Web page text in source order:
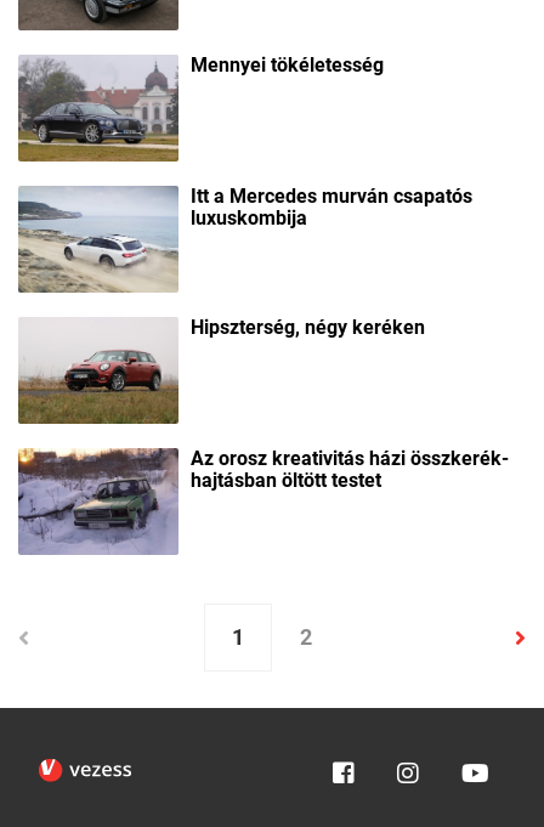
Mennyei tökéletesség
Itt a Mercedes murván csapatós
luxuskombija
Hipszterség, négy keréken
Az orosz kreativitás házi összkerék-
hajtásban öltött testet
1 2